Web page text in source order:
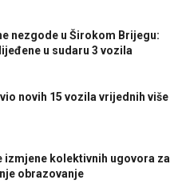
nezgode u Širokom Brijegu:
u sudaru 3 vozila
novih 15 vozila vrijednih više
izmjene kolektivnih ugovora za
obrazovanje